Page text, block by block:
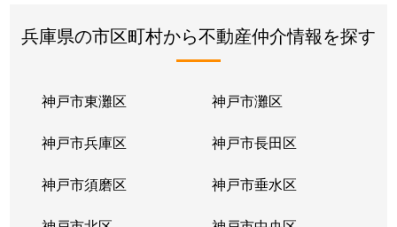
兵庫県の市区町村から不動産仲介情報を探す
神戸市東灘区 神戸市灘区
神戸市兵庫区 神戸市長田区
神戸市須磨区 神戸市垂水区